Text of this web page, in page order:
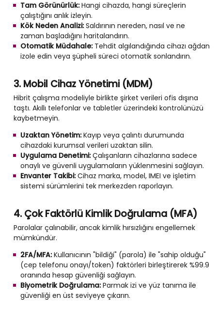
Tam Görünürlük:Hangi cihazda, hangi süreçlerin
çalıştığını anlık izleyin.
Kök Neden Analizi:Saldırının nereden, nasıl ve ne
zaman başladığını haritalandırın.
Otomatik Müdahale:Tehdit algılandığında cihazı ağdan
izole edin veya şüpheli süreci otomatik sonlandırın.
3. Mobil Cihaz Yönetimi (MDM)
Hibrit çalışma modeliyle birlikte şirket verileri ofis dışına
taştı. Akıllı telefonlar ve tabletler üzerindeki kontrolünüzü
kaybetmeyin.
Uzaktan Yönetim:Kayıp veya çalıntı durumunda
cihazdaki kurumsal verileri uzaktan silin.
Uygulama Denetimi:Çalışanların cihazlarına sadece
onaylı ve güvenli uygulamaların yüklenmesini sağlayın.
Envanter Takibi:Cihaz marka, model, IMEI ve işletim
sistemi sürümlerini tek merkezden raporlayın.
4. Çok Faktörlü Kimlik Doğrulama (MFA)
Parolalar çalınabilir, ancak kimlik hırsızlığını engellemek
mümkündür.
2FA/MFA:Kullanıcının "bildiği" (parola) ile "sahip olduğu"
(cep telefonu onayı/token) faktörleri birleştirerek %99.9
oranında hesap güvenliği sağlayın.
Biyometrik Doğrulama:Parmak izi ve yüz tanıma ile
güvenliği en üst seviyeye çıkarın.